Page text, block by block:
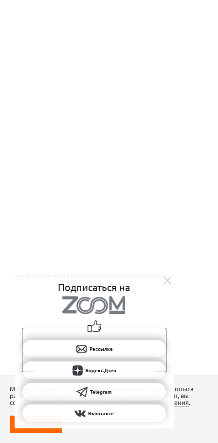
Подписаться на
Рассылка
Яндекс.Дзен
Telegram
Вконтакте
Мы используем Сookies для обеспечения наилучшего опыта
работы на нашем сайте. Продолжая использовать сайт, вы
соглашаетесь с условиямиПользовательского соглашения.
ПОНЯТНО